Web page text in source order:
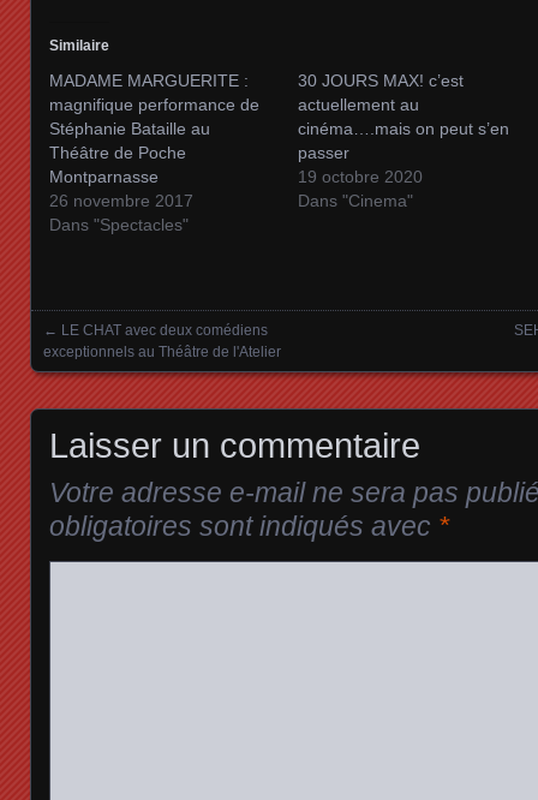
Similaire
MADAME MARGUERITE :
magnifique performance de
Stéphanie Bataille au
Théâtre de Poche
Montparnasse
26 novembre 2017
Dans "Spectacles"
30 JOURS MAX! c’est
actuellement au
cinéma….mais on peut s’en
passer
19 octobre 2020
Dans "Cinema"
Posts navigation
← LE CHAT avec deux comédiens
exceptionnels au Théâtre de l'Atelier
Laisser un commentaire
Votre adresse e-mail ne sera pas
obligatoires sont indiqués avec *